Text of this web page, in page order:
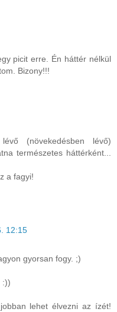
picit erre. Én háttér nélkül
Bizony!!!
(növekedésben lévő)
természetes háttérként...
a fagyi!
12:15
gyorsan fogy. ;)
:))
lehet élvezni az ízét!